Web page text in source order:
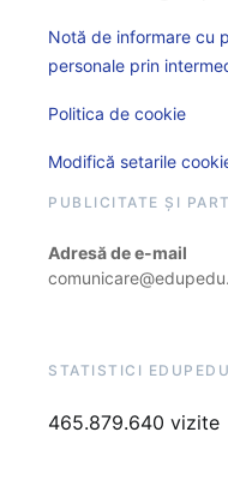
Notă de informare cu
personale prin
Politica de cookie
Modifică setarile
PUBLICITATE ȘI
Adresă de e-mail
STATISTICI
465.879.640 vizite